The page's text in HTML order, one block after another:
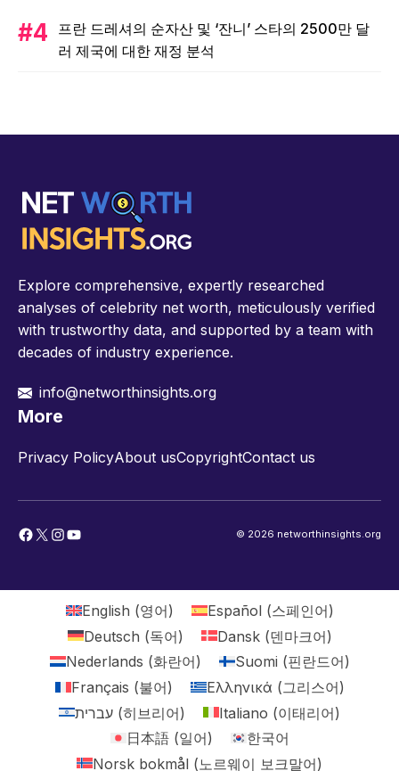
프란 드레셔의 순자산 및 ‘잔니’ 스타의 2500만 달
러 제국에 대한 재정 분석
Explore comprehensive, expertly researched
analyses of celebrity net worth, meticulously verified
with trustworthy data, and supported by a team with
decades of industry experience.
info@networthinsights.org
More
Privacy PolicyAbout usCopyrightContact us
Facebook
X Instagram
YouTube © 2026 networthinsights.org
English (영어) Español(스페인어)
Deutsch (독어) Dansk(덴마크어)
Nederlands (화란어) Suomi (핀란드어)
Français (불어) Ελληνικά (그리스어)
עברית (히브리어) Italiano (이태리어)
日本語(일어)
한국어
Norsk bokmål ( 노르웨이 보크말어)